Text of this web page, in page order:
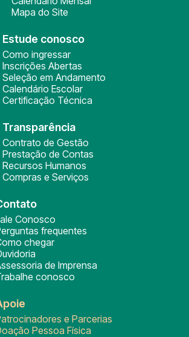
Mapa do Site
Estude conosco
Como ingressar
Inscrições Abertas
Seleção em Andamento
Calendário Escolar
Certificação Técnica
Transparência
Contrato de Gestão
Prestação de Contas
Recursos Humanos
Compras e Serviços
Conosco
frequentes
chegar
de Imprensa
conosco
e Parcerias
Pessoa Física